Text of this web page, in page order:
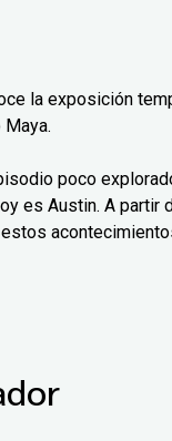
la exposición
poco
es Austin. A